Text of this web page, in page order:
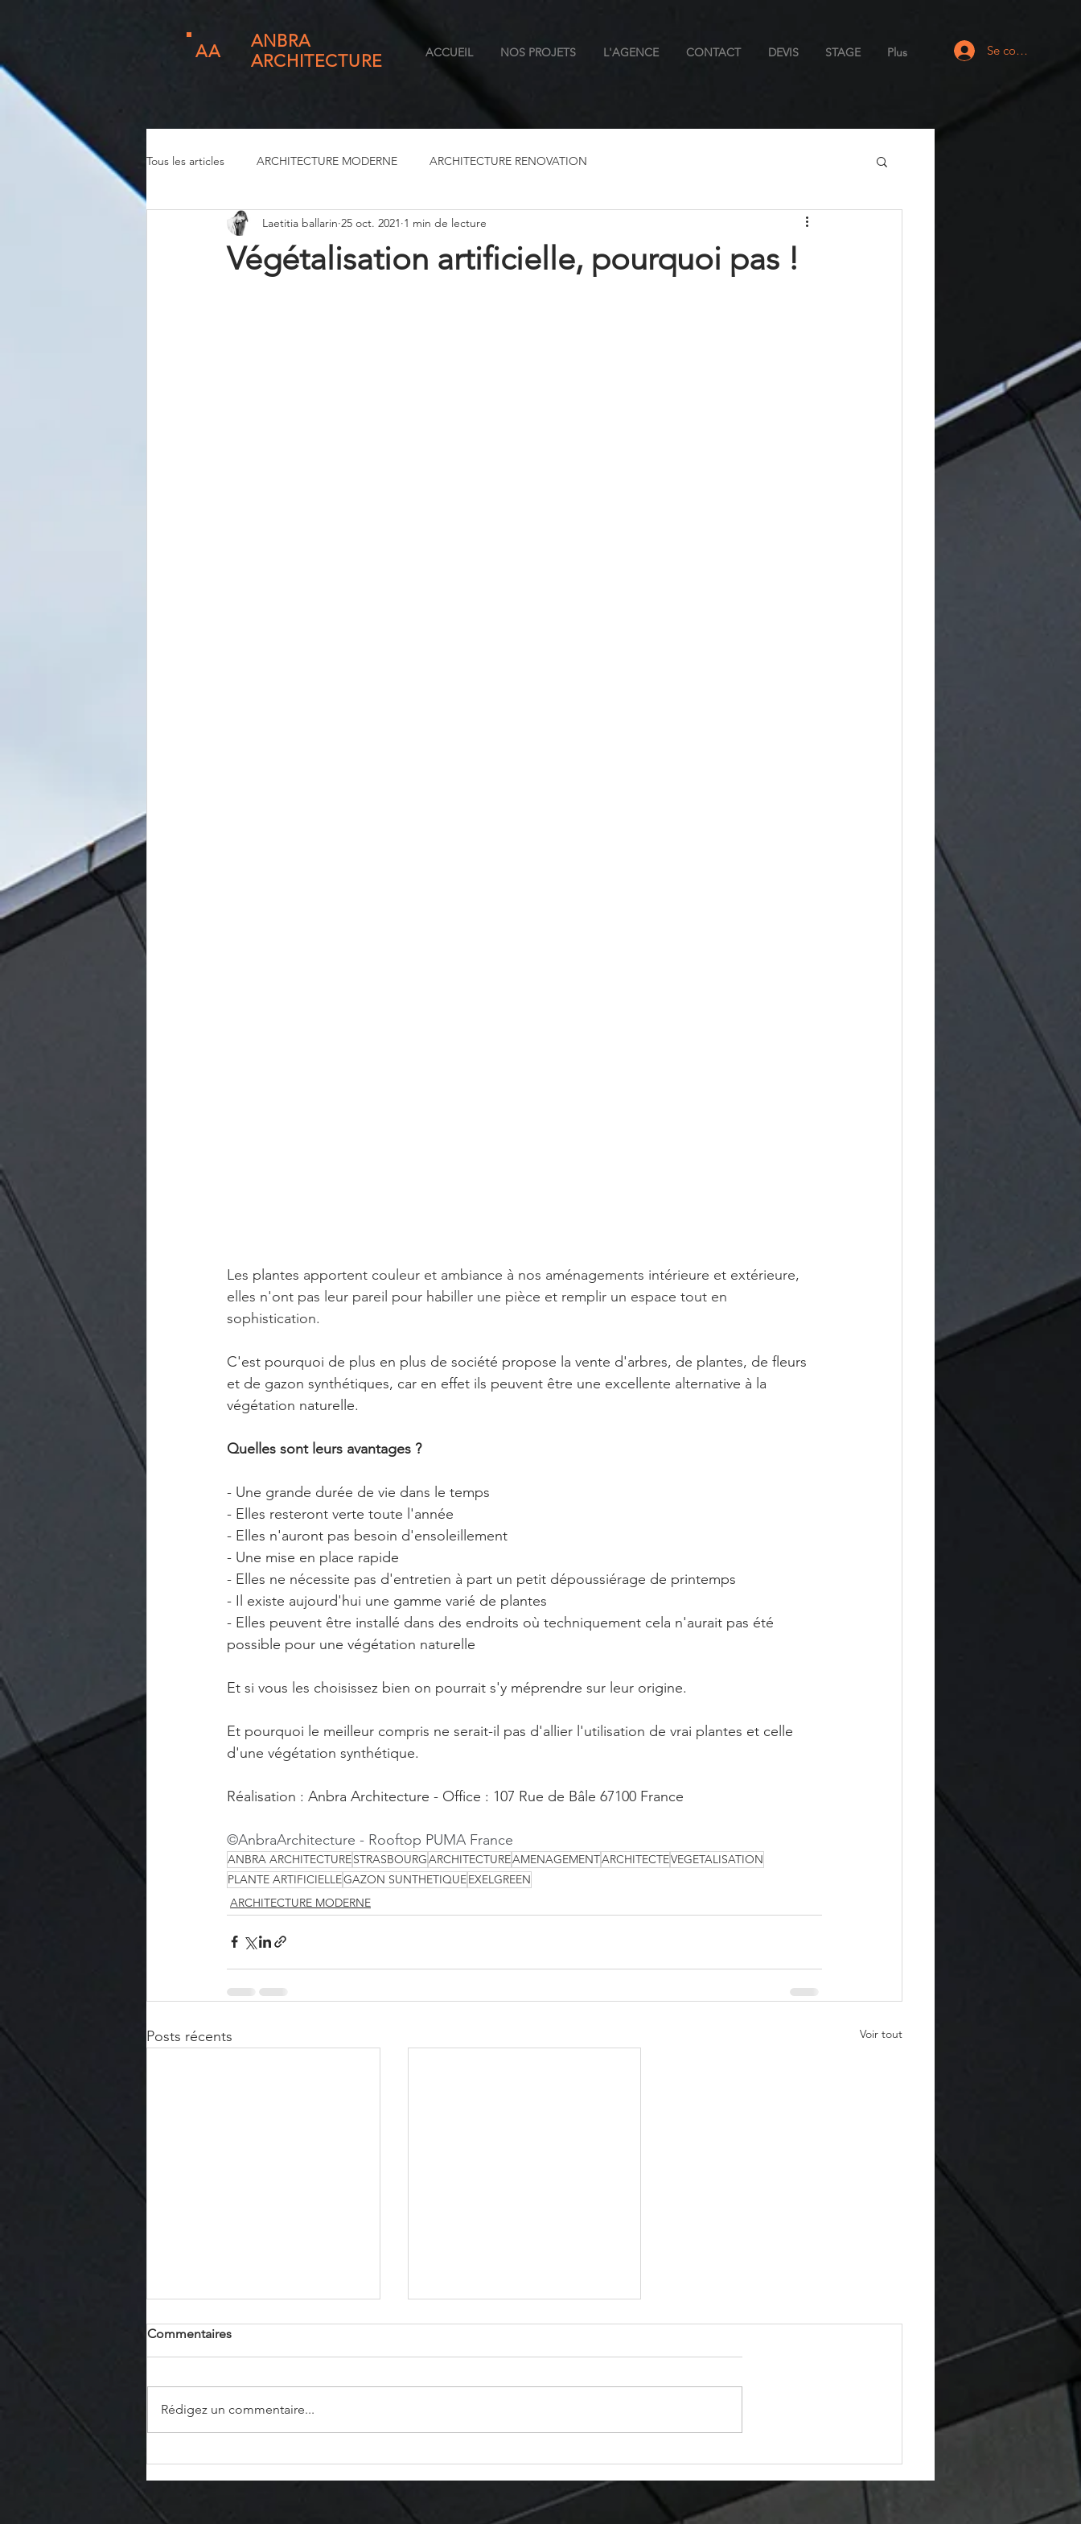
AA
ANBRA
ARCHITECTURE
ACCUEIL NOS PROJETS L'AGENCE CONTACT DEVIS STAGE Plus Se connecter
Tous les articles ARCHITECTURE MODERNE ARCHITECTURE RENOVATION
Végétalisation artificielle, pourquoi pas !
Laetitia ballarin 25 oct. 2021 1 min de lecture
Les plantes apportent couleur et ambiance à nos aménagements intérieure et extérieure,
elles n'ont pas leur pareil pour habiller une pièce et remplir un espace tout en
sophistication.
C'est pourquoi de plus en plus de société propose la vente d'arbres, de plantes, de fleurs
et de gazon synthétiques, car en effet ils peuvent être une excellente alternative à la
végétation naturelle.
Quelles sont leurs avantages ?
- Une grande durée de vie dans le temps
- Elles resteront verte toute l'année
- Elles n'auront pas besoin d'ensoleillement
- Une mise en place rapide
- Elles ne nécessite pas d'entretien à part un petit dépoussiérage de printemps
- Il existe aujourd'hui une gamme varié de plantes
- Elles peuvent être installé dans des endroits où techniquement cela n'aurait pas été
possible pour une végétation naturelle
Et si vous les choisissez bien on pourrait s'y méprendre sur leur origine.
Et pourquoi le meilleur compris ne serait-il pas d'allier l'utilisation de vrai plantes et celle
d'une végétation synthétique.
Réalisation : Anbra Architecture - Office : 107 Rue de Bâle 67100 France
©AnbraArchitecture - Rooftop PUMA France
ANBRA ARCHITECTURESTRASBOURGARCHITECTUREAMENAGEMENTARCHITECTEVEGETALISATION
PLANTE ARTIFICIELLEGAZON SUNTHETIQUEEXELGREEN
ARCHITECTURE MODERNE
Posts récents Voir tout
Commentaires
Rédigez un commentaire...